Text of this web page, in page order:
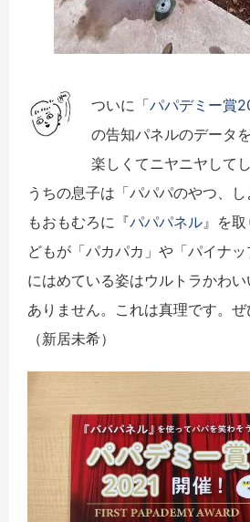
ついに「パパデミー賞
の告知パネルのデータ
楽しくてニヤニヤして
うちの息子は「パパパのやつ、
もおもむろに『パパパネル 』を
どもが「パカパカ」や「パイナ
にはめている姿はウルトラかわ
ありません。これは真理です。ぜ
（新居未希）